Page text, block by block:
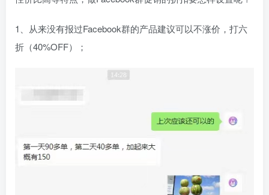
1、从来没有报过Facebook群的产品建议可以不涨价，打六
折（40%OFF）；